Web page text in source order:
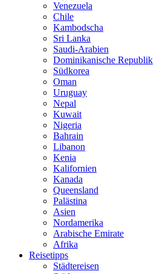
Venezuela
Chile
Kambodscha
Sri Lanka
Saudi-Arabien
Dominikanische Republik
Südkorea
Oman
Uruguay
Nepal
Kuwait
Nigeria
Bahrain
Libanon
Kenia
Kalifornien
Kanada
Queensland
Palästina
Asien
Nordamerika
Arabische Emirate
Afrika
Reisetipps
Städtereisen